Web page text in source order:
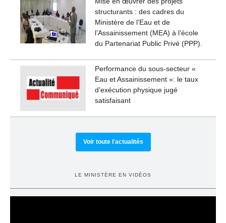
structurants : des cadres du
Ministère de l’Eau et de
l’Assainissement (MEA) à l’école
du Partenariat Public Privé (PPP).
Performance du sous-secteur «
Eau et Assainissement »: le taux
d’exécution physique jugé
satisfaisant
Voir toute l'actualités
LE MINISTÈRE EN VIDÉOS